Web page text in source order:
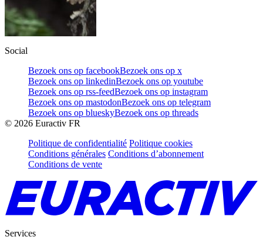
Social
Bezoek ons op facebookBezoek ons op x
Bezoek ons op linkedinBezoek ons op youtube
Bezoek ons op rss-feedBezoek ons op instagram
Bezoek ons op mastodonBezoek ons op telegram
Bezoek ons op blueskyBezoek ons op threads
© 2026 Euractiv FR
Politique de confidentialité Politique cookies
Conditions générales Conditions d’abonnement
Conditions de vente
Services